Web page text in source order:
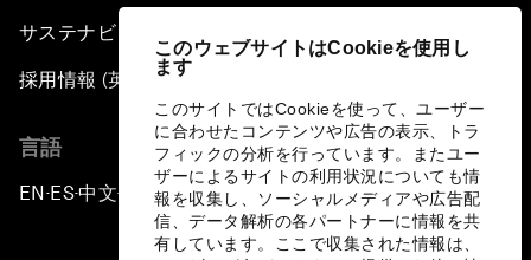
このウェブサイトはCookieを使用し
ます
このサイトではCookieを使って、ユーザー
に合わせたコンテンツや広告の表示、トラ
フィックの分析を行っています。またユー
ザーによるサイトの利用状況についても情
報を収集し、ソーシャルメディアや広告配
信、データ解析の各パートナーに情報を共
有しています。ここで収集された情報は、
Next-Generation Storytellers
Saving Economic Globalization from Itself
How Is China Leading the World?
Towards Better Capitalism
サステナビリティへの取り組み
採用情報 (英語のみ)
言語
EN ▪ES▪中文▪ 日本語